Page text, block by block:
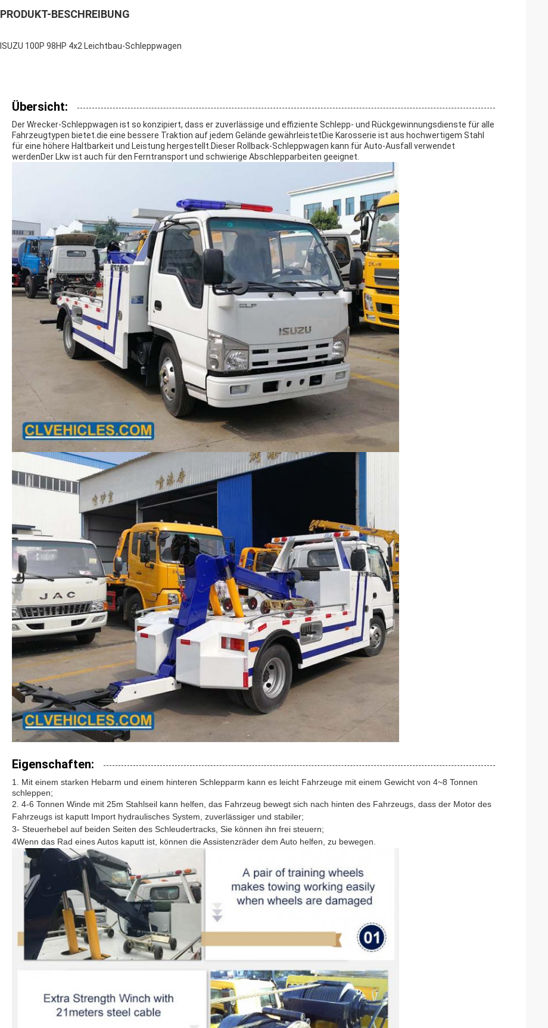
PRODUKT-BESCHREIBUNG
ISUZU 100P 98HP 4x2 Leichtbau-Schleppwagen
Übersicht:
Der Wrecker-Schleppwagen ist so konzipiert, dass er zuverlässige und effiziente Schlepp- und Rückgewinnungsdienste für alle
Fahrzeugtypen bietet.die eine bessere Traktion auf jedem Gelände gewährleistetDie Karosserie ist aus hochwertigem Stahl
für eine höhere Haltbarkeit und Leistung hergestellt.Dieser Rollback-Schleppwagen kann für Auto-Ausfall verwendet
werdenDer Lkw ist auch für den Ferntransport und schwierige Abschlepparbeiten geeignet.
Eigenschaften:
1. Mit einem starken Hebarm und einem hinteren Schlepparm kann es leicht Fahrzeuge mit einem Gewicht von 4~8 Tonnen
schleppen;
2. 4-6 Tonnen Winde mit 25m Stahlseil kann helfen, das Fahrzeug bewegt sich nach hinten des Fahrzeugs, dass der Motor des
Fahrzeugs ist kaputt Import hydraulisches System, zuverlässiger und stabiler;
3- Steuerhebel auf beiden Seiten des Schleudertracks, Sie können ihn frei steuern;
4Wenn das Rad eines Autos kaputt ist, können die Assistenzräder dem Auto helfen, zu bewegen.